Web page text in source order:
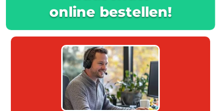
online bestellen!